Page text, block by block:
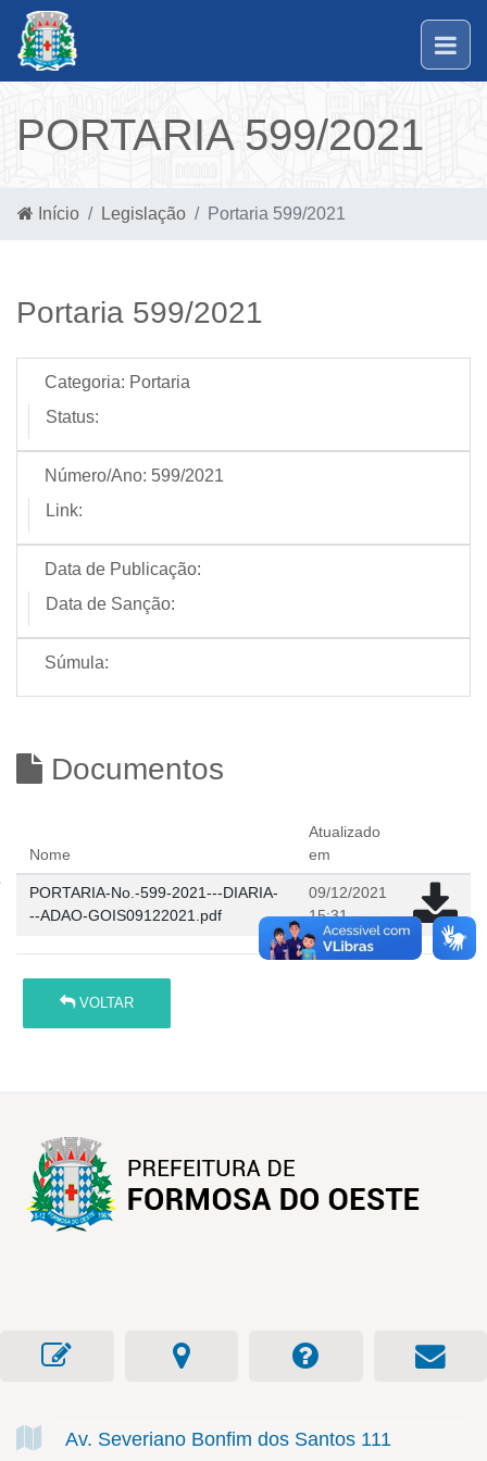
PORTARIA 599/2021
Início Legislação Portaria 599/2021
Portaria 599/2021
Categoria: Portaria
Status:
Número/Ano: 599/2021
Link:
Data de Publicação:
Data de Sanção:
Súmula:
Documentos
Nome
Atualizado
em
PORTARIA-No.-599-2021---DIARIA-
--ADAO-GOIS09122021.pdf
09/12/2021
15:31
VOLTAR
Av. Severiano Bonfim dos Santos 111